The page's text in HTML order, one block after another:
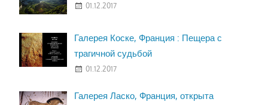
01.12.2017
Галерея Коске, Франция : Пещера с
трагичной судьбой
01.12.2017
Галерея Ласко, Франция, открыта